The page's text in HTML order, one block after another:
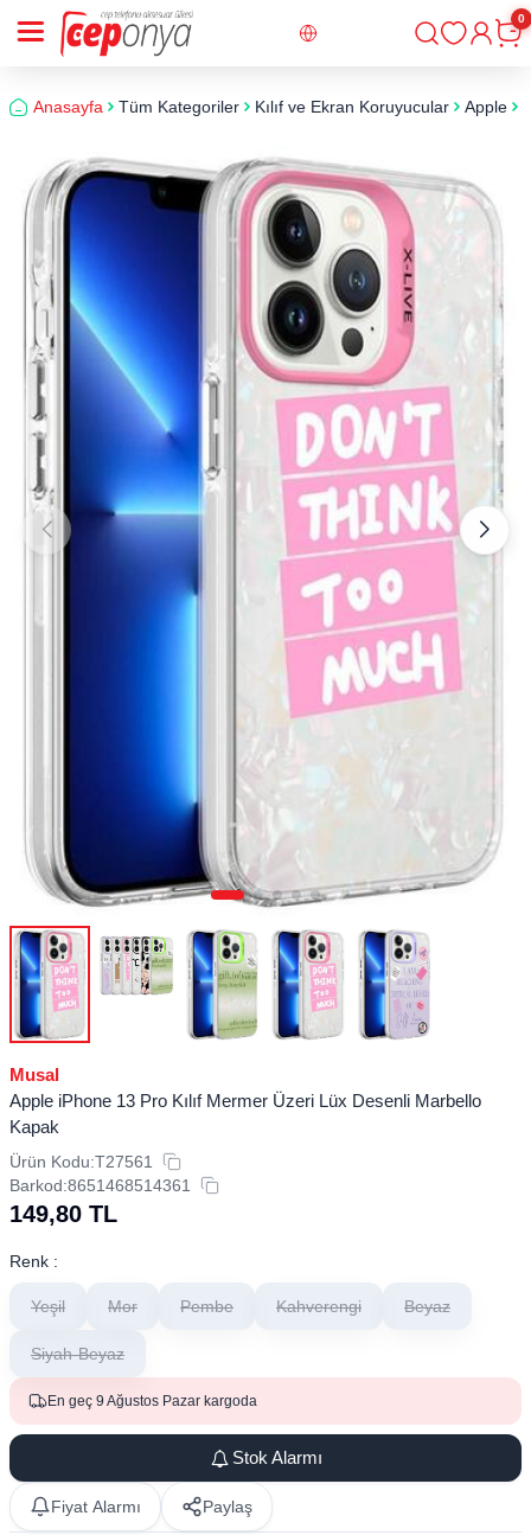
Giriş
0
Anasayfa Tüm Kategoriler Kılıf ve Ekran Koruyucular Apple
Musal
Apple iPhone 13 Pro Kılıf Mermer Üzeri Lüx Desenli Marbello
Kapak
Ürün Kodu:T27561
Barkod:8651468514361
149,80 TL
Renk :
Yeşil Mor Pembe Kahverengi Beyaz
Siyah-Beyaz
En geç 9 Ağustos Pazar kargoda
Stok Alarmı
Fiyat Alarmı Paylaş